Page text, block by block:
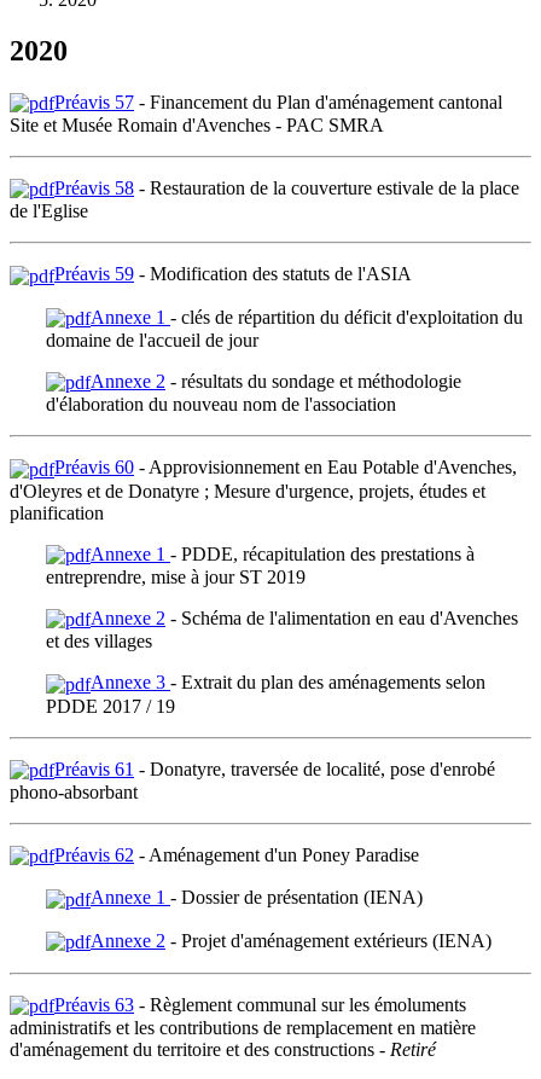
2020
Préavis 57 - Financement du Plan d'aménagement cantonal
Site et Musée Romain d'Avenches - PAC SMRA
Préavis 58 - Restauration de la couverture estivale de la place
de l'Eglise
Préavis 59 - Modification des statuts de l'ASIA
Annexe 1 - clés de répartition du déficit d'exploitation du
domaine de l'accueil de jour
Annexe 2 - résultats du sondage et méthodologie
d'élaboration du nouveau nom de l'association
Préavis 60 - Approvisionnement en Eau Potable d'Avenches,
d'Oleyres et de Donatyre ; Mesure d'urgence, projets, études et
planification
Annexe 1 - PDDE, récapitulation des prestations à
entreprendre, mise à jour ST 2019
Annexe 2 - Schéma de l'alimentation en eau d'Avenches
et des villages
Annexe 3 - Extrait du plan des aménagements selon
PDDE 2017 / 19
Préavis 61 - Donatyre, traversée de localité, pose d'enrobé
phono-absorbant
Préavis 62 - Aménagement d'un Poney Paradise
Annexe 1 - Dossier de présentation (IENA)
Annexe 2 - Projet d'aménagement extérieurs (IENA)
Préavis 63 - Règlement communal sur les émoluments
administratifs et les contributions de remplacement en matière
d'aménagement du territoire et des constructions - Retiré